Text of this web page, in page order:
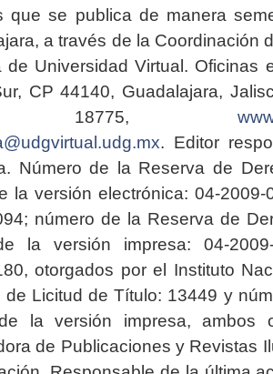
que se publica de manera
a través de la Coordinación
de Universidad Virtual. Oficinas
CP 44140, Guadalajara,
18775,
. Editor
Número de la Reserva de
la versión electrónica: 04-2009-
número de la Reserva de
la versión impresa: 04-2009-
otorgados por el Instituto
de Licitud de Título: 13449 y
la versión impresa, ambos
de Publicaciones y Revistas